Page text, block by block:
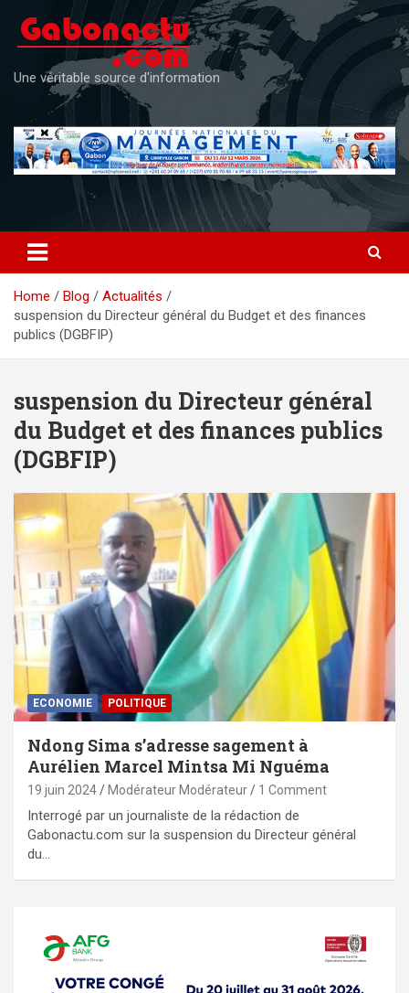
content
Une véritable source d'information
Home Blog
Actualités
suspension du Directeur général du Budget et des finances
publics (DGBFIP)
suspension du Directeur général
du Budget et des finances publics
(DGBFIP)
ECONOMIE POLITIQUE
Ndong Sima s’adresse sagement à
Aurélien Marcel Mintsa Mi Nguéma
19 juin 2024 Modérateur Modérateur 1 Comment
Interrogé par un journaliste de la rédaction de
Gabonactu.com sur la suspension du Directeur général
du…